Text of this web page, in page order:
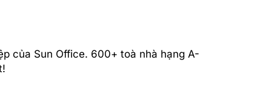
của Sun Office. 600+ toà nhà hạng A-